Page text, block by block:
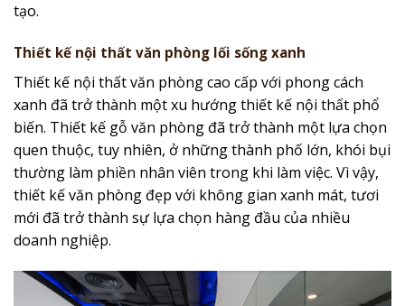
tạo.
Thiết kế nội thất văn phòng lối sống xanh
Thiết kế nội thất văn phòng cao cấp với phong cách
xanh đã trở thành một xu hướng thiết kế nội thất phổ
biến. Thiết kế gỗ văn phòng đã trở thành một lựa chọn
quen thuộc, tuy nhiên, ở những thành phố lớn, khói bụi
thường làm phiền nhân viên trong khi làm việc. Vì vậy,
thiết kế văn phòng đẹp với không gian xanh mát, tươi
mới đã trở thành sự lựa chọn hàng đầu của nhiều
doanh nghiệp.